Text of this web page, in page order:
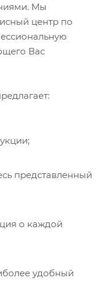
Мы
центр по
Вас
представленный
о каждой
удобный